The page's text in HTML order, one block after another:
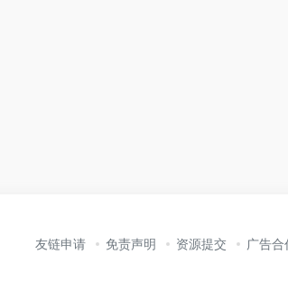
友链申请 免责声明 资源提交 广告合